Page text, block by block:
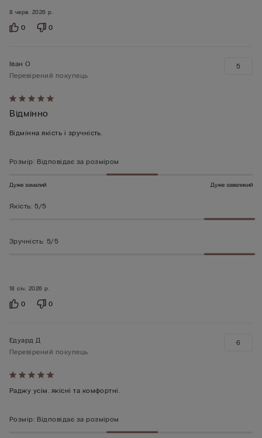
8 черв. 2026 р.
0 0
Оцінено
5
з
18 січ. 2026 р.
Іван О
Перевірений покупець
Відмінно
Відмінна якість і зручність.
5
Розмір: Відповідає за розміром
Дуже замалий Дуже завеликий
Якість: 5/5
Зручність: 5/5
0 0
Оцінено
5
5
Едуард Д
Перевірений покупець
Раджу усім. якісні та комфортні.
6
Розмір: Відповідає за розміром